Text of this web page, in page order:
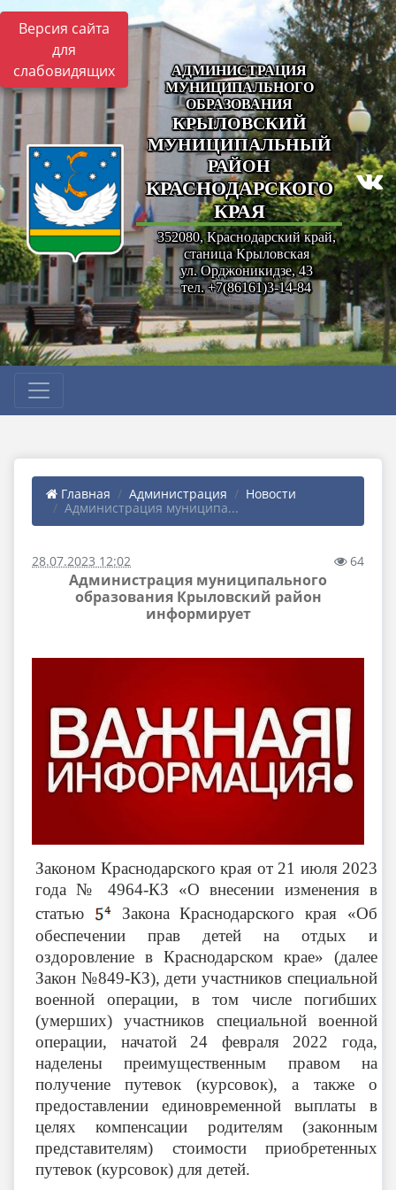
Версия сайта
для
слабовидящих
АДМИНИСТРАЦИЯ
МУНИЦИПАЛЬНОГО
ОБРАЗОВАНИЯ
КРЫЛОВСКИЙ
МУНИЦИПАЛЬНЫЙ
РАЙОН
КРАСНОДАРСКОГО
КРАЯ
352080, Краснодарский край,
станица Крыловская
ул. Орджоникидзе, 43
тел. +7(86161)3-14-84
Главная Администрация
Новости
Администрация муниципа...
28.07.2023 12:02 64
Администрация муниципального
образования Крыловский район
информирует
Законом Краснодарского края от 21 июля 2023
года № 4964-КЗ «О внесении изменения в
статью
Закона Краснодарского края «Об
обеспечении прав детей на отдых и
оздоровление в Краснодарском крае» (далее
Закон №849-КЗ), дети участников специальной
военной операции, в том числе погибших
(умерших) участников специальной военной
операции, начатой 24 февраля 2022 года,
наделены преимущественным правом на
получение путевок (курсовок), а также о
предоставлении единовременной выплаты в
целях компенсации родителям (законным
представителям) стоимости приобретенных
путевок (курсовок) для детей.